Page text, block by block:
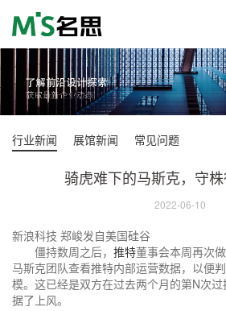
行业新闻 展馆新闻 常见问题
骑虎难下的马斯克，守
2022-06-10
新浪科技 郑峻发自美国硅谷
僵持数周之后， 推特董事会本周再次
马斯克团队查看推特内部运营数据，以便
模。这已经是双方在过去两个月的第N次
据了上风。